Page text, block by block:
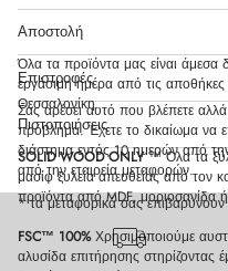
Αποστολή
Όλα τα προϊόντα μας είναι άμεσα
εργάσιμη ημέρα από τις
Θεσσαλονίκη.
Επιστροφές
Σας αρέσει αυτό που βλέπετε
πρόβλημα. Έχετε το δικαίωμα να
διάστημα εντός 10 ημερών από
από την εταιρεία μεταφορών.
* τα μεταφορικά σας επιβαρύνουν
Πιστοποιήσεις
SOLID WOOD ONLY™ Όλα τα
μασίφ ξυλεία απευθείας από τον
προϊόντα από MDF, μοριοσανίδα
FSC™ 100%Χρησιμοποιούμε
αλυσίδα επιτήρησης